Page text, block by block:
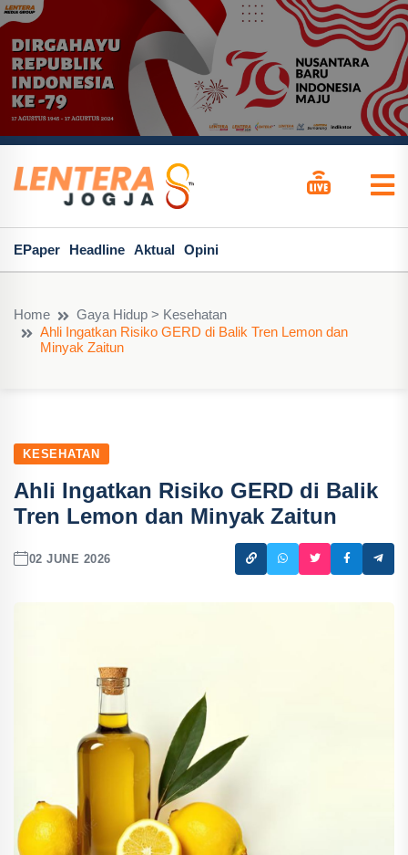
EPaper Headline Aktual Opini
Home
Gaya Hidup > Kesehatan
Ahli Ingatkan Risiko GERD di Balik Tren Lemon dan
Minyak Zaitun
KESEHATAN
Ahli Ingatkan Risiko GERD di Balik
Tren Lemon dan Minyak Zaitun
02 JUNE 2026